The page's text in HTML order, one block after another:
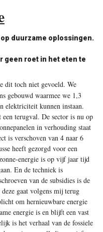
duurzame oplossingen.
roet in het eten te
dit toch niet gevoeld. We
gebouwd waarmee we 1,3
elektriciteit kunnen instaan.
terugval. De sector is nu op
in verhouding staat
is verschoven van 4 naar 6
heeft gezorgd voor een
energie is op vijf jaar tijd
En de techniek is
van de subsidies is de
gaat volgens mij terug
om hernieuwbare energie
energie is en blijft een vast
is het verhaal van de fossiele